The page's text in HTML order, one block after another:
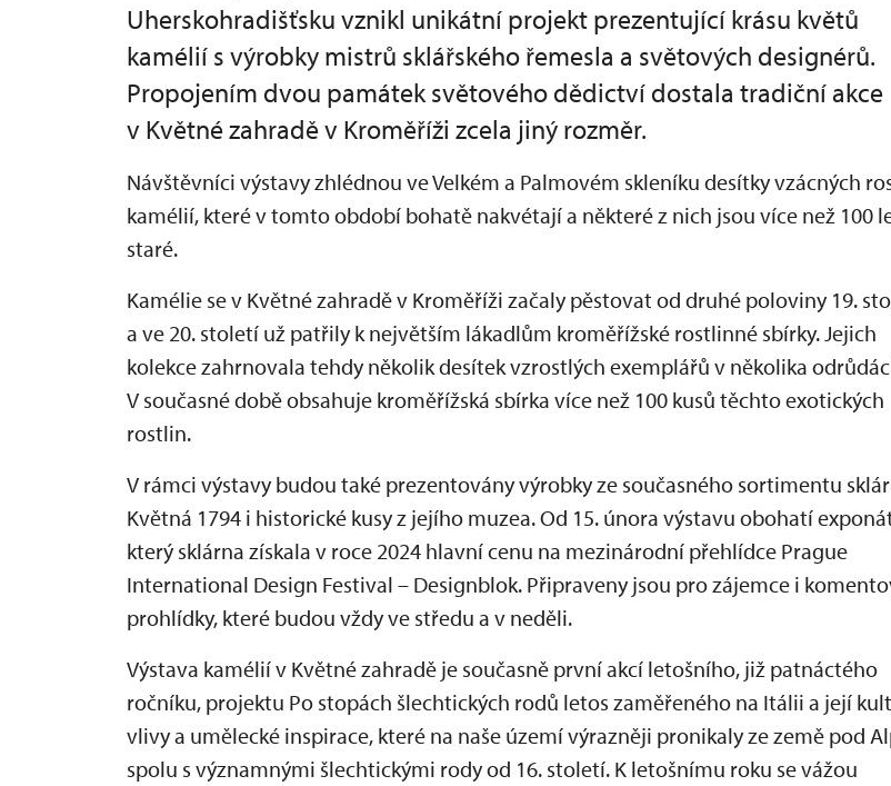
Uherskohradišťsku vznikl unikátní projekt prezentující krásu květů
kamélií s výrobky mistrů sklářského řemesla a světových designérů.
Propojením dvou památek světového dědictví dostala tradiční akce
v Květné zahradě v Kroměříži zcela jiný rozměr.
Návštěvníci výstavy zhlédnou ve Velkém a Palmovém skleníku desítky vzácných
kamélií, které v tomto období bohatě nakvétají a některé z nich jsou více než 100
staré.
Kamélie se v Květné zahradě v Kroměříži začaly pěstovat od druhé poloviny 19.
a ve 20. století už patřily k největším lákadlům kroměřížské rostlinné sbírky. Jejich
kolekce zahrnovala tehdy několik desítek vzrostlých exemplářů v několika
V současné době obsahuje kroměřížská sbírka více než 100 kusů těchto exotických
rostlin.
V rámci výstavy budou také prezentovány výrobky ze současného sortimentu
Květná 1794 i historické kusy z jejího muzea. Od 15. února výstavu obohatí
který sklárna získala v roce 2024 hlavní cenu na mezinárodní přehlídce Prague
International Design Festival – Designblok. Připraveny jsou pro zájemce i
prohlídky, které budou vždy ve středu a v neděli.
Výstava kamélií v Květné zahradě je současně první akcí letošního, již patnáctého
ročníku, projektu Po stopách šlechtických rodů letos zaměřeného na Itálii a její
vlivy a umělecké inspirace, které na naše území výrazněji pronikaly ze země pod
spolu s významnými šlechtickými rody od 16. století. K letošnímu roku se vážou